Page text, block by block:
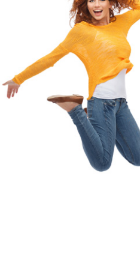
competere in mercati
ambizioni da
Non perdere
team!